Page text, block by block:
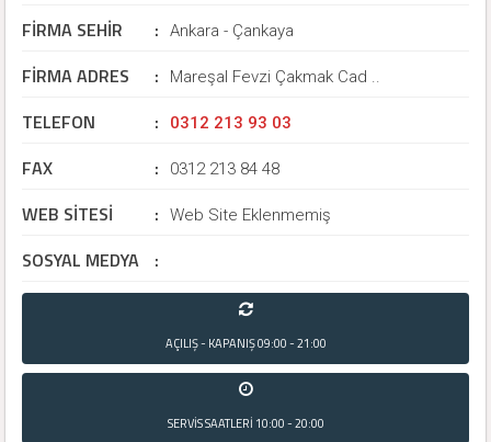
FİRMA SEHİR : Ankara - Çankaya
FİRMA ADRES : Mareşal Fevzi Çakmak Cad ..
TELEFON : 0312 213 93 03
FAX : 0312 213 84 48
WEB SİTESİ : Web Site Eklenmemiş
SOSYAL MEDYA :
AÇILIŞ - KAPANIŞ09:00 - 21:00
SERVİS SAATLERİ 10:00 - 20:00